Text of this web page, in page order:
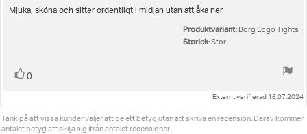
utav
Recensionstext:
Mjuka, sköna och sitter ordentligt i midjan utan att åka ner
Produktvariant: Borg Logo Tights
Storlek: Stor
Rösta
0
Externt verifierad 16.07.2024
Tänk på att vissa kunder väljer att ge ett betyg utan att skriva en recension. Därav kommer
antalet betyg att skilja sig ifrån antalet recensioner.